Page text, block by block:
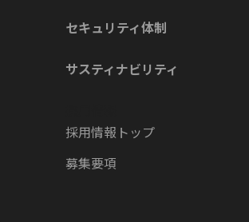
セキュリティ体制
サスティナビリティ
採用情報トップ
募集要項